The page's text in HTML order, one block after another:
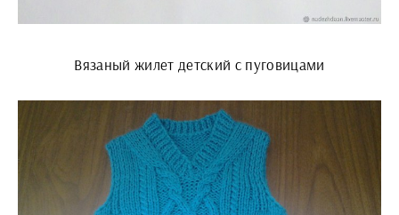
Вязаный жилет детский с пуговицами